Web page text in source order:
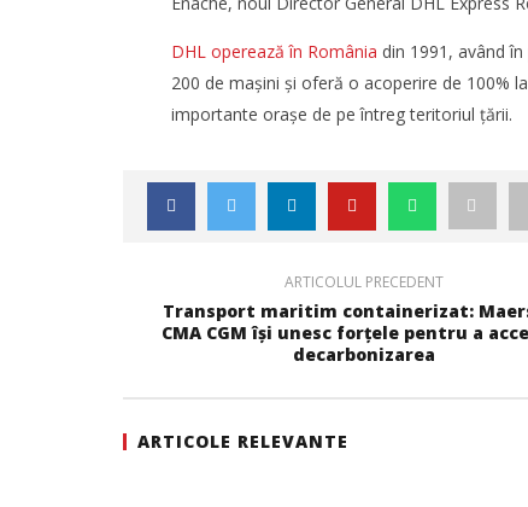
SAMEDAY a finalizat tranzacția de
achiziție a Cargus
WDP
piața
DHL operează în România din 1991, având
200 de maşini şi oferă o acoperire de 100%
importante oraşe de pe întreg teritoriul ţării.
ARTICOLUL PRECEDENT
Transport maritim containerizat:
CMA CGM își unesc forțele pentru a
decarbonizarea
ARTICOLE RELEVANTE